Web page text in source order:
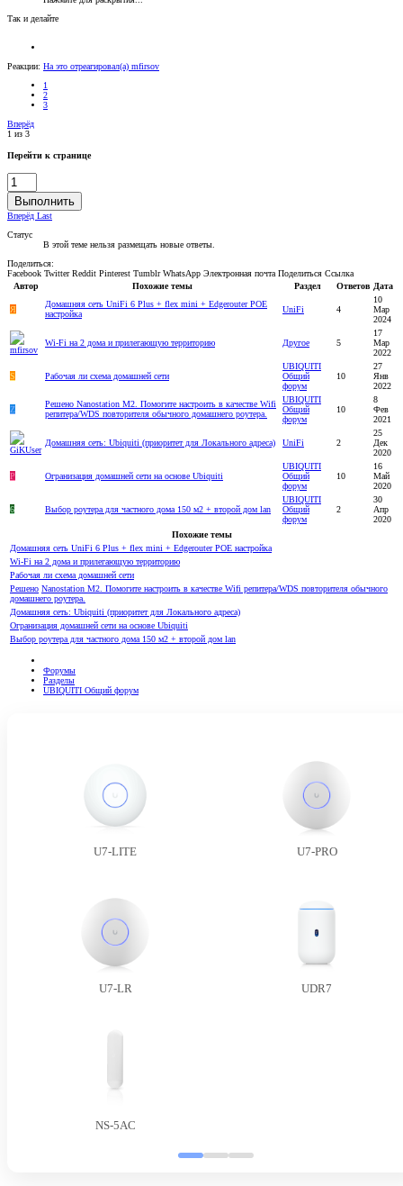
Так и делайте
Реакции: На это отреагировал(а) mfirsov
1
2
3
Вперёд
1 из 3
Перейти к странице
Выполнить
Вперёд Last
Статус
В этой теме нельзя размещать новые ответы.
Поделиться:
Facebook Twitter Reddit Pinterest Tumblr WhatsApp Электронная почта Поделиться Ссылка
Автор
Похожие темы Раздел Ответов Дата
Я
Домашняя сеть UniFi 6 Plus + flex mini + Edgerouter POE
настройка
UniFi 4
10
Мар
2024
Wi-Fi на 2 дома и прилегающую территорию Другое 5
17
Мар
2022
S Рабочая ли схема домашней сети
UBIQUITI
Общий
форум
10
27
Янв
2022
Z
Решено Nanostation M2. Помогите настроить в качестве Wifi
репитера/WDS повторителя обычного домашнего роутера.
UBIQUITI
Общий
форум
10
8
Фев
2021
Домашняя сеть: Ubiquiti (приоритет для Локального адреса) UniFi 2
25
Дек
2020
P Огранизация домашней сети на основе Ubiquiti
UBIQUITI
Общий
форум
10
16
Май
2020
6 Выбор роутера для частного дома 150 м2 + второй дом lan
UBIQUITI
Общий
форум
2
30
Апр
2020
Похожие темы
Домашняя сеть UniFi 6 Plus + flex mini + Edgerouter POE настройка
Wi-Fi на 2 дома и прилегающую территорию
Рабочая ли схема домашней сети
Решено Nanostation M2. Помогите настроить в качестве Wifi репитера/WDS повторителя обычного
домашнего роутера.
Домашняя сеть: Ubiquiti (приоритет для Локального адреса)
Огранизация домашней сети на основе Ubiquiti
Выбор роутера для частного дома 150 м2 + второй дом lan
Форумы
Разделы
UBIQUITI Общий форум
U7-LITE U7-PRO
U7-LR UDR7
NS-5AC